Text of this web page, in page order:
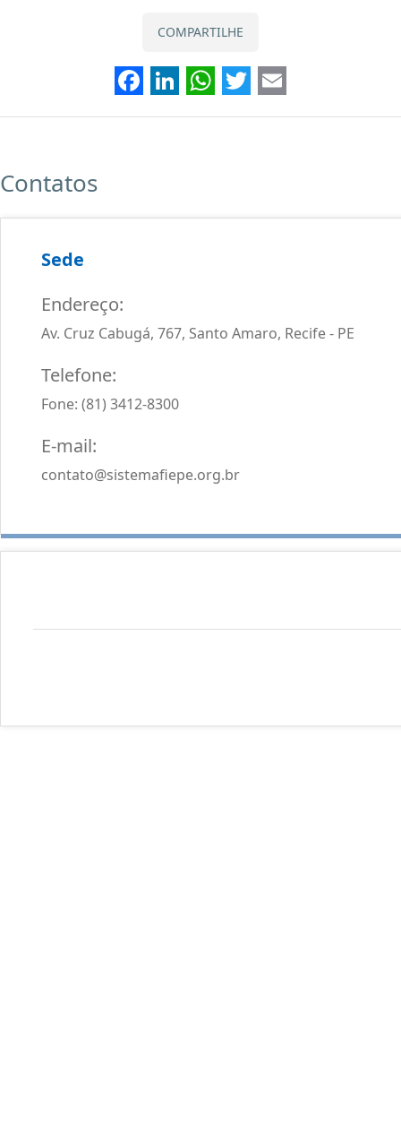
COMPARTILHE
Facebook
LinkedIn
WhatsApp
Twitter
Contatos
Sede
Endereço:
Av. Cruz Cabugá, 767, Santo Amaro, Recife - PE
Telefone:
Fone: (81) 3412-8300
E-mail:
contato@sistemafiepe.org.br